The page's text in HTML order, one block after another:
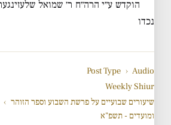
הוקדש ע״י הרה״ח ר׳ שמואל
נכדו
Post Type › Audio
Weekly Shiur
שיעורים שבועיים על פרשת השבוע וספר הזוהר ›
ומועדים - תשפ"א